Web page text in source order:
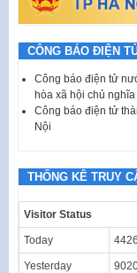
CÔNG BÁO ĐIỆN
Công báo điện tử
hòa xã hội chủ
Công báo điện tử
Nội
THỐNG KÊ TRUY
Visitor Status
Today 4426
Yesterday